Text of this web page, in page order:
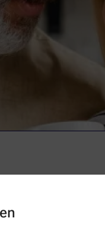
Verpassen Sie